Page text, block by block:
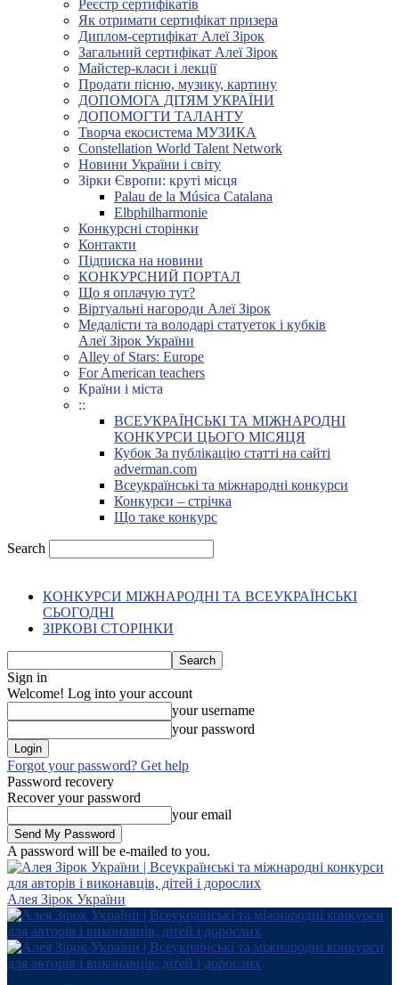
Реєстр сертифікатів
Як отримати сертифікат призера
Диплом-сертифікат Алеї Зірок
Загальний сертифікат Алеї Зірок
Майстер-класи і лекції
Продати пісню, музику, картину
ДОПОМОГА ДІТЯМ УКРАЇНИ
ДОПОМОГТИ ТАЛАНТУ
Творча екосистема МУЗИКА
Constellation World Talent Network
Новини України і світу
Зірки Європи: круті місця
Palau de la Música Catalana
Elbphilharmonie
Конкурсні сторінки
Контакти
Підписка на новини
КОНКУРСНИЙ ПОРТАЛ
Що я оплачую тут?
Віртуальні нагороди Алеї Зірок
Медалісти та володарі статуеток і кубків
Алеї Зірок України
Alley of Stars: Europe
For American teachers
Країни і міста
::
ВСЕУКРАЇНСЬКІ ТА МІЖНАРОДНІ
КОНКУРСИ ЦЬОГО МІСЯЦЯ
Кубок За публікацію статті на сайті
adverman.com
Всеукраїнські та міжнародні конкурси
Конкурси – стрічка
Що таке конкурс
Search
КОНКУРСИ МІЖНАРОДНІ ТА ВСЕУКРАЇНСЬКІ
СЬОГОДНІ
ЗІРКОВІ СТОРІНКИ
Sign in
Welcome! Log into your account
your username
your password
Forgot your password? Get help
Password recovery
Recover your password
your email
A password will be e-mailed to you.
Алея Зірок України